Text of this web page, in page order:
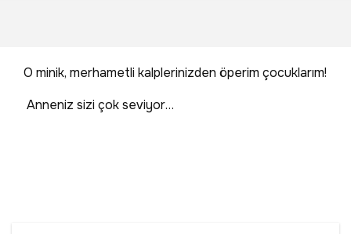
O minik, merhametli kalplerinizden öperim çocuklarım!
Anneniz sizi çok seviyor…